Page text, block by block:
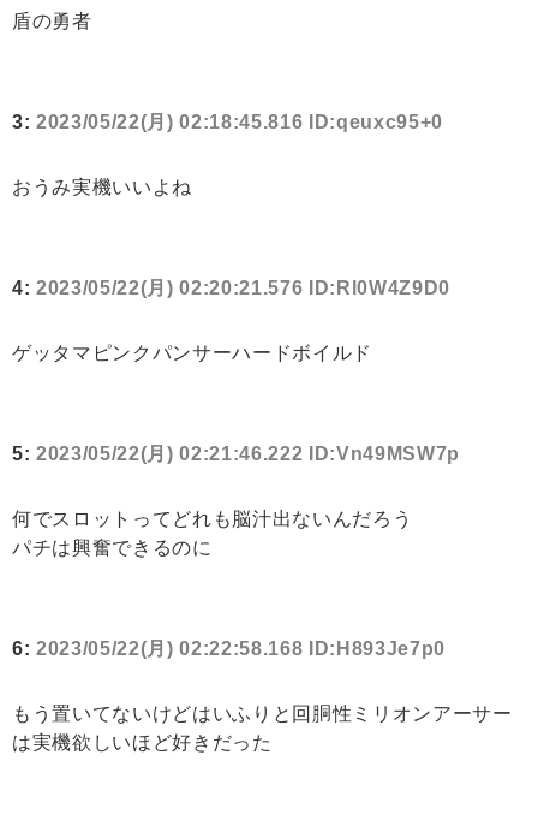
盾の勇者
3: 2023/05/22(月) 02:18:45.816 ID:qeuxc95+0
おうみ実機いいよね
4: 2023/05/22(月) 02:20:21.576 ID:Rl0W4Z9D0
ゲッタマピンクパンサーハードボイルド
5: 2023/05/22(月) 02:21:46.222 ID:Vn49MSW7p
何でスロットってどれも脳汁出ないんだろう
パチは興奮できるのに
6: 2023/05/22(月) 02:22:58.168 ID:H893Je7p0
もう置いてないけどはいふりと回胴性ミリオンアーサー
は実機欲しいほど好きだった